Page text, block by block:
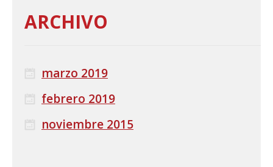
ARCHIVO
marzo 2019
febrero 2019
noviembre 2015